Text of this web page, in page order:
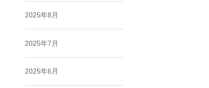
2025年8月
2025年7月
2025年6月